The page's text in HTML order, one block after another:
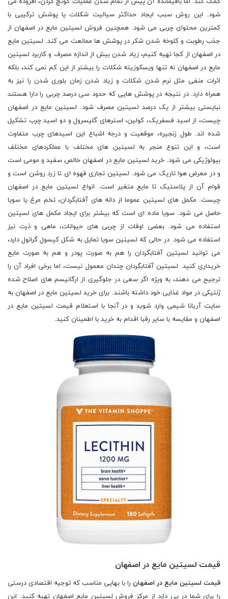
شود. این روش سبب ایجاد حداکثر سیالیت شکلات یا پوشش ترکیبی با
کمترین محتوای چربی می شود. همچنین فروش لسیتین مایع در اصفهان از
جذب رطوبت و کلوخه شدن شکر در پوشش ها ممانعت می کند. لسیتین مایع
در اصفهان از کجا تهیه کنیم، زیاد شدن بیش از اندازه مصرف و کاربرد لسیتین
مایع در اصفهان نه تنها ویسکوزیته شکلات را بیشتر از این کم نمی کند، بلکه
اثرات منفی مثل نرم شدن شکلات و زیاد شدن زمان بلوری شدن را نیز به
همراه دارد. در نتیجه در پوشش هایی که حدود سی درصد چربی را دارا هستند
نبایستی بیشتر از یک درصد لسیتین مصرف شود. لسیتین مایع در اصفهان
چیست، از اسید فسفریک، کولین، استرهای گلیسرول و دو اسید چرب تشکیل
شده اند. طول زنجیره، موقعیت و درجه اشباع این اسیدهای چرب متفاوت
است، و این تنوع منجر به لسیتین های مختلف با عملکردهای مختلف
بیولوژیکی می شود. خرید لسیتین مایع در اصفهان خالص سفید و مومی است
و در معرض هوا تاریک می شود. لسیتین تجاری قهوه ای تا زرد روشن است و
قوام آن از پلاستیک تا مایع متغیر است. انواع لسیتین مایع در اصفهان
چیست. مکمل های لسیتین عموما از دانه های آفتابگردان، تخم مرغ یا سویا
حاصل می شود. سویا ماده ای است که بیشتر برای ایجاد مکمل های لسیتین
استفاده می شود. بعضی اوقات از چربی های حیوانات، ماهی و ذرت نیز
استفاده می شود. در حالی که لسیتین سویا تمایل به شکل کپسول گرانول دارد،
می توانید لسیتین آفتابگردان را هم به صورت پودر و هم به صورت مایع
خریداری کنید. لسیتین آفتابگردان چندان معمول نیست، اما برخی افراد آن را
ترجیح می دهند، به ویژه اگر سعی در جلوگیری از ارگانیسم های اصلاح شده
ژنتیکی در مواد غذایی خود داشته باشند. برای خرید لسیتین مایع در اصفهان به
سایت آریانا شیمی وارد شوید و در آنجا با استعلام قیمت لسیتین مایع در
اصفهان و مقایسه با سایر رقبا اقدام به خرید با اطمینان کنید.
قیمت لسیتین مایع در اصفهان
قیمت لسیتین مایع در اصفهان را با بهایی مناسب که توجیه اقتصادی درستی
را برای شما در پی دارد از مرکز فروش لسیتین مایع اصفهان تهیه کنید. این